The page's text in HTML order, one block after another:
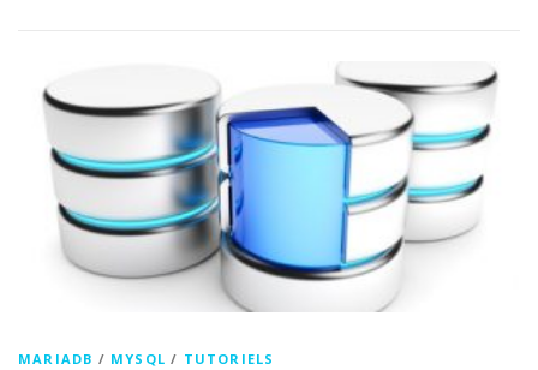
MARIADB / MYSQL / TUTORIELS